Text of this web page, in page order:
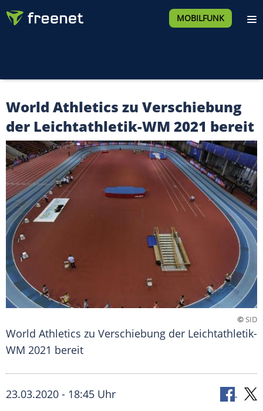
MOBILFUNK
World Athletics zu Verschiebung
der Leichtathletik-WM 2021 bereit
©SID
World Athletics zu Verschiebung der Leichtathletik-
WM 2021 bereit
23.03.2020 - 18:45 Uhr